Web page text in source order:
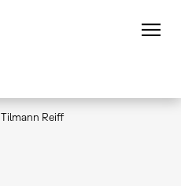
Tilmann Reiff